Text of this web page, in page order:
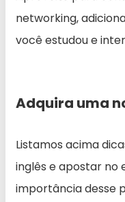
networking,
você estudou e
Adquira uma
Listamos acima
inglês e apostar no
importância desse